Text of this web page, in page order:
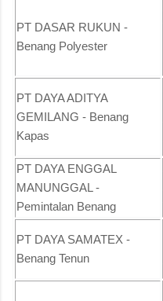
PT DASAR RUKUN -
Benang Polyester
PT DAYA ADITYA
GEMILANG - Benang
Kapas
PT DAYA ENGGAL
MANUNGGAL -
Pemintalan Benang
PT DAYA SAMATEX -
Benang Tenun